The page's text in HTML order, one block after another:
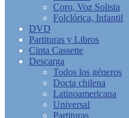
Coro, Voz Solista
Folclórica, Infantil
DVD
Partituras y Libros
Cinta Cassette
Descarga
Todos los géneros
Docta chilena
Latinoamericana
Universal
Partituras